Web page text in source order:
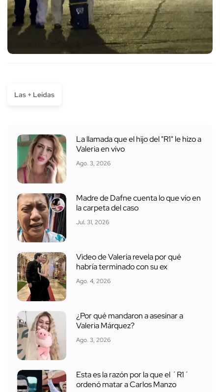
Las + Leídas
La llamada que el hijo del "R1" le hizo a
Valeria en vivo
Ago. 3, 2026
Madre de Dafne cuenta lo que vio en
la carpeta del caso
Jul. 31, 2026
Video de Valeria revela por qué
habría terminado con su ex
Ago. 4, 2026
¿Por qué mandaron a asesinar a
Valeria Márquez?
Ago. 3, 2026
Esta es la razón por la que el ´R1´
ordenó matar a Carlos Manzo